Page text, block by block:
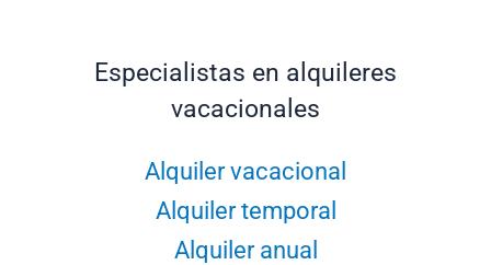
Especialistas en alquileres
vacacionales
Alquiler vacacional
Alquiler temporal
Alquiler anual